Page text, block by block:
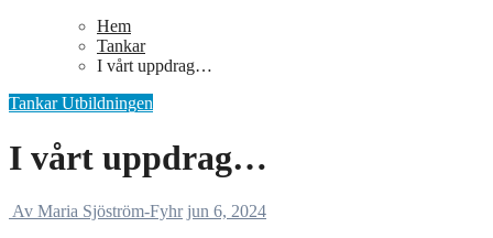
Hem
Tankar
I vårt uppdrag…
TankarUtbildningen
I vårt uppdrag…
Av Maria Sjöström-Fyhr jun 6, 2024